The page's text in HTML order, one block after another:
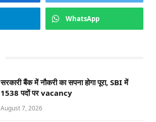
WhatsApp
सरकारी बैंक में नौकरी का सपना होगा पूरा, SBI में
1538 पदों पर vacancy
August 7, 2026